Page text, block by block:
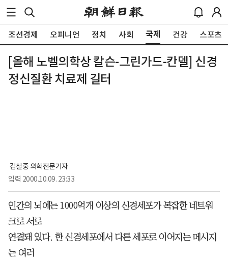
조선경제 오피니언 정치 사회 국제 건강 스포츠
[올해 노벨의학상 칼슨-그린가드-칸델] 신경
정신질환 치료제 길터
김철중 의학전문기자
입력 2000.10.09. 23:33
인간의 뇌에는 1000억개 이상의 신경세포가 복잡한 네트워
크로 서로
연결돼 있다. 한 신경세포에서 다른 세포로 이어지는 메시지
는 여러